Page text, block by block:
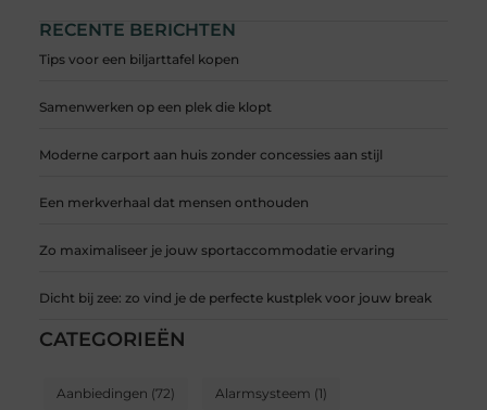
RECENTE BERICHTEN
Tips voor een biljarttafel kopen
Samenwerken op een plek die klopt
Moderne carport aan huis zonder concessies aan stijl
Een merkverhaal dat mensen onthouden
Zo maximaliseer je jouw sportaccommodatie ervaring
Dicht bij zee: zo vind je de perfecte kustplek voor jouw break
CATEGORIEËN
Aanbiedingen (72) Alarmsysteem (1)